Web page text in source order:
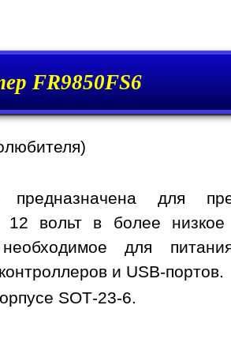
FR9850FS6
предназначена для
12 вольт в более низкое
для
и USB-портов.
SOT-23-6.